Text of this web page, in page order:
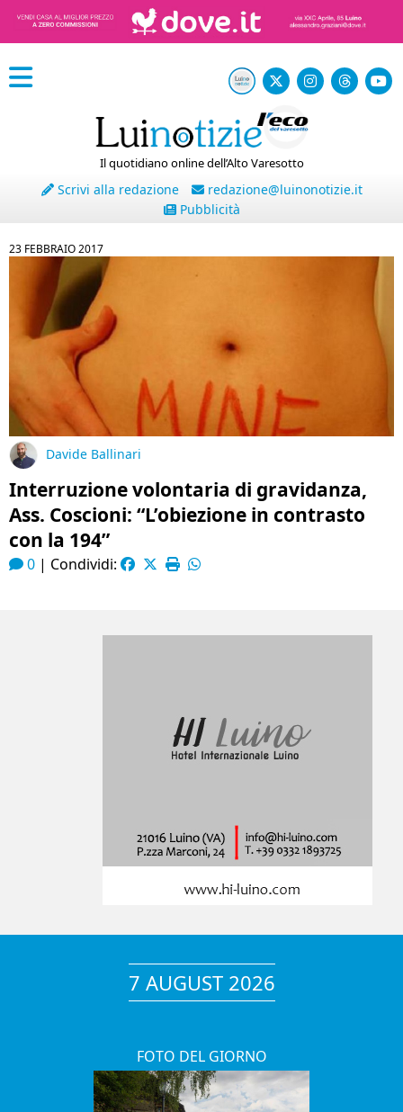
Il quotidiano online dell’Alto Varesotto
Scrivi alla redazione
redazione@luinonotizie.it
Pubblicità
23 FEBBRAIO 2017
Davide Ballinari
Interruzione volontaria di gravidanza,
Ass. Coscioni: “L’obiezione in contrasto
con la 194”
0 | Condividi:
7 AUGUST 2026
FOTO DEL GIORNO